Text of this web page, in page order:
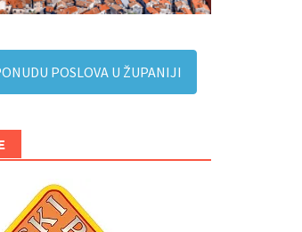
POSLOVA U ŽUPANIJI